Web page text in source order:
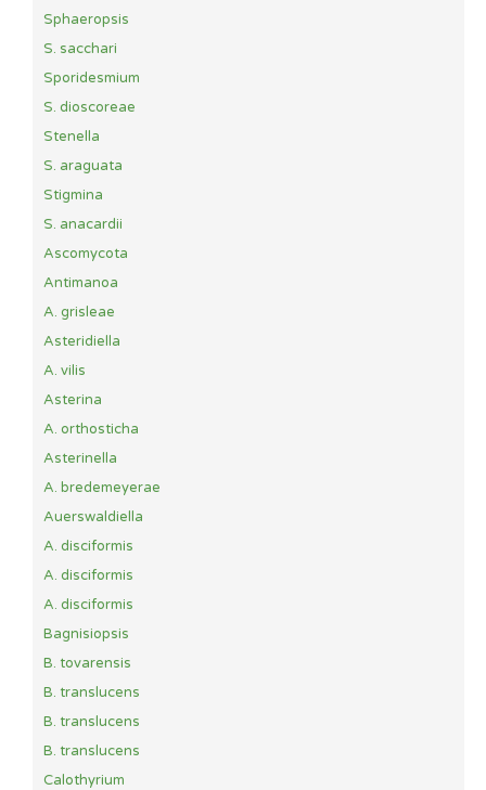
Sphaeropsis
S. sacchari
Sporidesmium
S. dioscoreae
Stenella
S. araguata
Stigmina
S. anacardii
Ascomycota
Antimanoa
A. grisleae
Asteridiella
A. vilis
Asterina
A. orthosticha
Asterinella
A. bredemeyerae
Auerswaldiella
A. disciformis
A. disciformis
A. disciformis
Bagnisiopsis
B. tovarensis
B. translucens
B. translucens
B. translucens
Calothyrium